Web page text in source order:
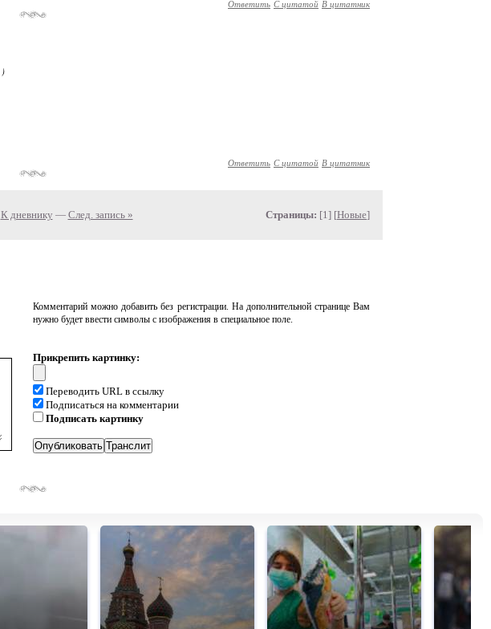
Ответить С цитатой В цитатник
)
Ответить С цитатой В цитатник
К дневнику — След. запись » Страницы: [1] [Новые]
Комментарий можно добавить без регистрации. На дополнительной странице Вам
нужно будет ввести символы с изображения в специальное поле.
Прикрепить картинку:
Переводить URL в ссылку
Подписаться на комментарии
Подписать картинку